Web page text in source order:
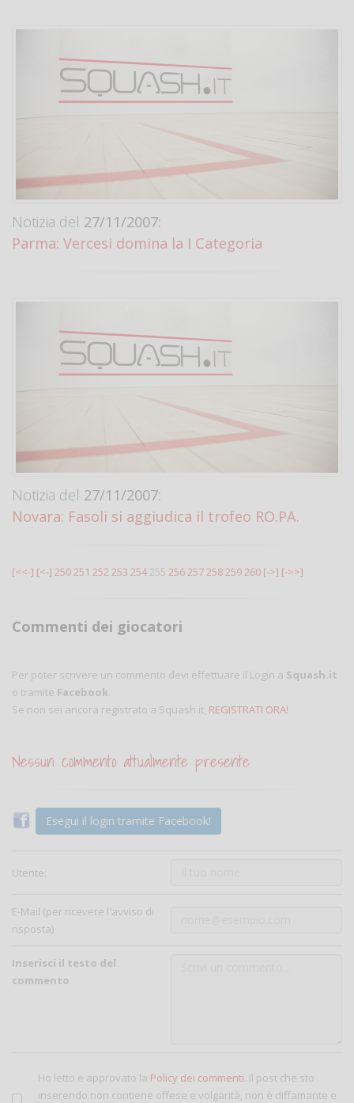
Notizia del 27/11/2007:
Parma: Vercesi domina la I Categoria
Notizia del 27/11/2007:
Novara: Fasoli si aggiudica il trofeo RO.PA.
[<<-] [<-] 250251 252 253 254 255 256257258259260 [->] [->>]
Commenti dei giocatori
Per poter scrivere un commento devi effettuare il Login a Squash.it
o tramite Facebook.
Se non sei ancora registrato a Squash.it, REGISTRATI ORA!
Nessun commento attualmente presente
Esegui il login tramite Facebook!
Utente:
E-Mail (per ricevere l'avviso di
risposta)
Inserisci il testo del
commento
Ho letto e approvato la Policy dei commenti. Il post che sto
inserendo non contiene offese e volgarità, non è diffamante e